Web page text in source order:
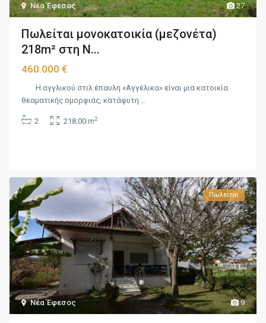
27
Νέα Έφεσος
Πωλείται μονοκατοικία (μεζονέτα)
218m² στη Ν...
460.000 €
Η αγγλικού στιλ έπαυλη «Αγγέλικα» είναι μια κατοικία
θεαματικής ομορφιάς, κατάφυτη ...
2 218.00 m2
9
Νέα Έφεσος
Πωλείται